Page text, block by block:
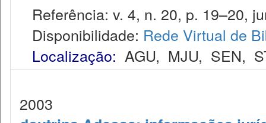
Referência: v. 4, n. 20, p. 19–20,
Disponibilidade: Rede Virtual de
Localização: AGU, MJU, SEN,
2003